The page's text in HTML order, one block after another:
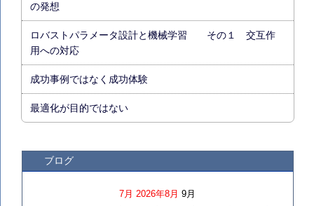
の発想
ロバストパラメータ設計と機械学習 その１ 交互作
用への対応
成功事例ではなく成功体験
最適化が目的ではない
ブログ
7月 2026年8月 9月